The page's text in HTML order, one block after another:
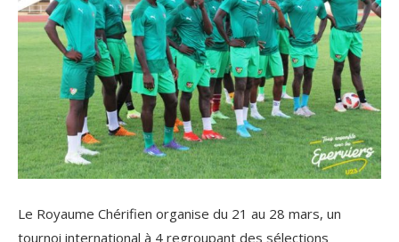
Le Royaume Chérifien organise du 21 au 28 mars, un
tournoi international à 4 regroupant des sélections